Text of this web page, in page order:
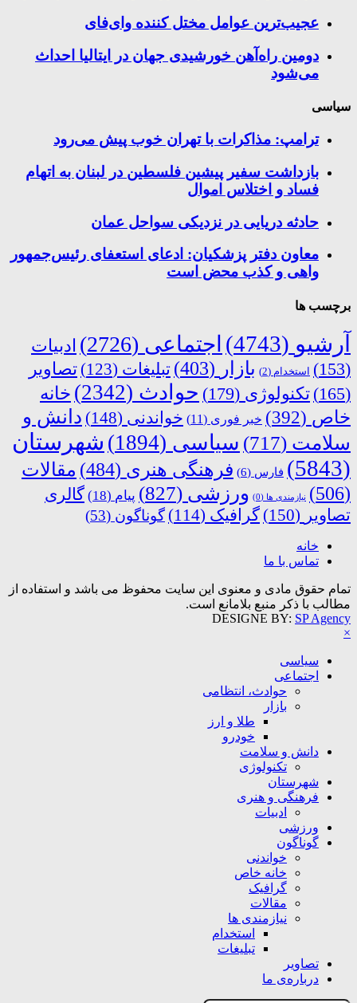
عجیب‌ترین عوامل مختل کننده وای‌فای
دومین راه‌آهن خورشیدی جهان در ایتالیا احداث
می‌شود
سیاسی
ترامپ: مذاکرات با تهران خوب پیش می‌رود
بازداشت سفیر پیشین فلسطین در لبنان به اتهام
فساد و اختلاس اموال
حادثه دریایی در نزدیکی سواحل عمان
معاون دفتر پزشکیان: ادعای استعفای رئیس‌جمهور
واهی و کذب محض است
برچسب ها
آرشیو (4743) اجتماعی (2726)
ادبیات
(153)
استخدام (2) بازار (403) تبلیغات (123)
تصاویر
(165)
تکنولوژی (179) حوادث (2342)
خانه
خاص (392) خبر فوری (11) خواندنی (148)
دانش و
سلامت (717) سیاسی (1894)
شهرستان
(5843)
فارس (6) فرهنگی هنری (484)
مقالات
(506)
نیازمندی ها (0) ورزشی (827) پیام (18)
گالری
تصاویر (150) گرافیک (114) گوناگون (53)
خانه
تماس با ما
تمام حقوق مادی و معنوی این سایت محفوظ می باشد و استفاده از
مطالب با ذکر منبع بلامانع است.
DESIGNE BY: SP Agency
×
سیاسی
اجتماعی
حوادث، انتظامی
بازار
طلا و ارز
خودرو
دانش و سلامت
تکنولوژی
شهرستان
فرهنگی و هنری
ادبیات
ورزشی
گوناگون
خواندنی
خانه خاص
گرافیک
مقالات
نیازمندی ها
استخدام
تبلیغات
تصاویر
درباره‌ی ما